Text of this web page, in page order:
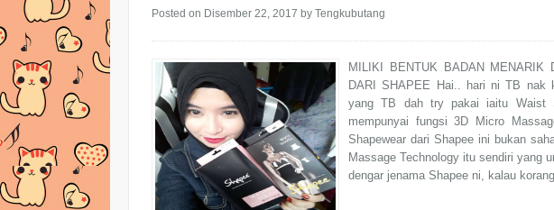
Posted on Disember 22, 2017 by Tengkubutang
MILIKI BENTUK BADAN MENARIK
DARI SHAPEE Hai.. hari ni TB nak
yang TB dah try pakai iaitu Waist
mempunyai fungsi 3D Micro
Shapewear dari Shapee ini bukan
Massage Technology itu sendiri yang
dengar jenama Shapee ni, kalau